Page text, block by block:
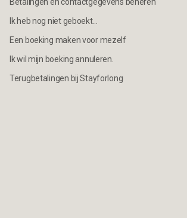
Ik heb nog niet geboekt...
Een boeking maken voor mezelf
Ik wil mijn boeking annuleren.
Terugbetalingen bij Stayforlong